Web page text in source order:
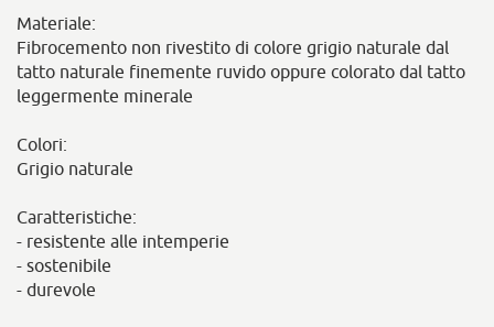
Materiale:
Fibrocemento non rivestito di colore grigio naturale dal
tatto naturale finemente ruvido oppure colorato dal tatto
leggermente minerale
Colori:
Grigio naturale
Caratteristiche:
- resistente alle intemperie
- sostenibile
- durevole